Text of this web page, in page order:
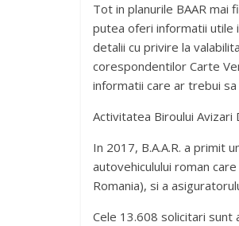
Tot in planurile BAAR mai
putea oferi informatii utile
detalii cu privire la
corespondentilor Carte
informatii care ar trebui
Activitatea Biroului Avizari
In 2017, B.A.A.R. a primit
autovehiculului roman
Romania), si a
Cele 13.608 solicitari sunt